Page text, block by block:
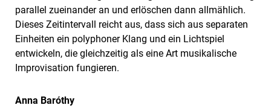
parallel zueinander an und erlöschen dann allmählich.
Dieses Zeitintervall reicht aus, dass sich aus separaten
Einheiten ein polyphoner Klang und ein Lichtspiel
entwickeln, die gleichzeitig als eine Art musikalische
Improvisation fungieren.
Anna Baróthy